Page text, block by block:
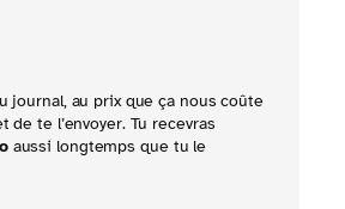
journal, au prix que ça nous coûte
de te l’envoyer. Tu recevras
aussi longtemps que tu le